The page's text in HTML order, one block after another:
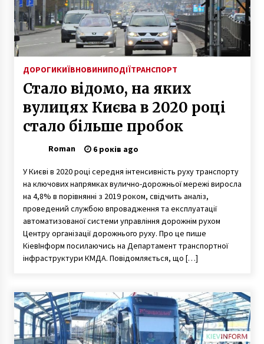
ДОРОГИКИЇВНОВИНИПОДІЇТРАНСПОРТ
Стало відомо, на яких
вулицях Києва в 2020 році
стало більше пробок
Roman 6 років ago
У Києві в 2020 році середня інтенсивність руху транспорту
на ключових напрямках вулично-дорожньої мережі виросла
на 4,8% в порівнянні з 2019 роком, свідчить аналіз,
проведений службою впровадження та експлуатації
автоматизованої системи управління дорожнім рухом
Центру організації дорожнього руху. Про це пише
КіевІнформ посилаючись на Департамент транспортної
інфраструктури КМДА. Повідомляється, що […]